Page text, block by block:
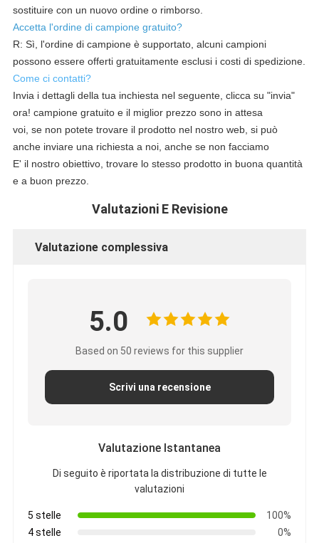
sostituire con un nuovo ordine o rimborso.
Accetta l'ordine di campione gratuito?
R: Sì, l'ordine di campione è supportato, alcuni campioni
possono essere offerti gratuitamente esclusi i costi di spedizione.
Come ci contatti?
Invia i dettagli della tua inchiesta nel seguente, clicca su "invia"
ora! campione gratuito e il miglior prezzo sono in attesa
voi, se non potete trovare il prodotto nel nostro web, si può
anche inviare una richiesta a noi, anche se non facciamo
E' il nostro obiettivo, trovare lo stesso prodotto in buona quantità
e a buon prezzo.
Valutazioni E Revisione
Valutazione complessiva
5.0
Based on 50 reviews for this supplier
Scrivi una recensione
Valutazione Istantanea
Di seguito è riportata la distribuzione di tutte le
valutazioni
5 stelle
100%
4 stelle
0%